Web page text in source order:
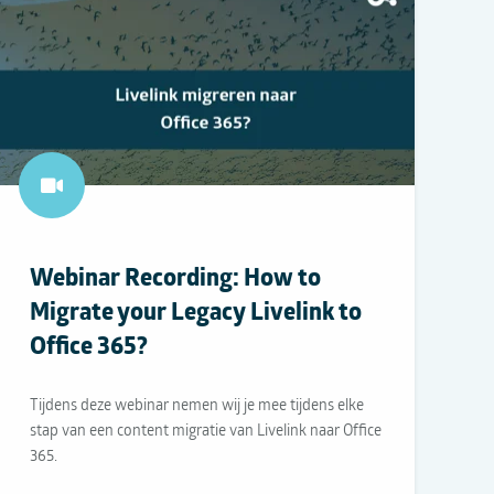
Webinar Recording: How to
Migrate your Legacy Livelink to
Office 365?
Tijdens deze webinar nemen wij je mee tijdens elke
stap van een content migratie van Livelink naar Office
365.